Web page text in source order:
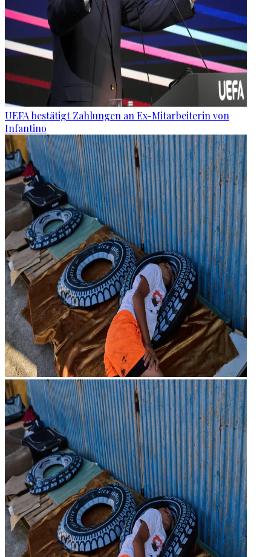
UEFA bestätigt Zahlungen an Ex-Mitarbeiterin von
Infantino